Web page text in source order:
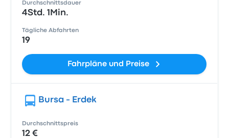
Durchschnittsdauer
4Std. 1Min.
Tägliche Abfahrten
19
Fahrpläne und Preise
Bursa - Erdek
Durchschnittspreis
12 €